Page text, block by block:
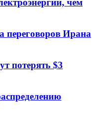
чем
переговоров Ирана
потерять $3